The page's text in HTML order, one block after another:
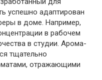
успешно адаптирован
в доме. Например,
в рабочем
в студии. Арома-
тщательно
отражающими